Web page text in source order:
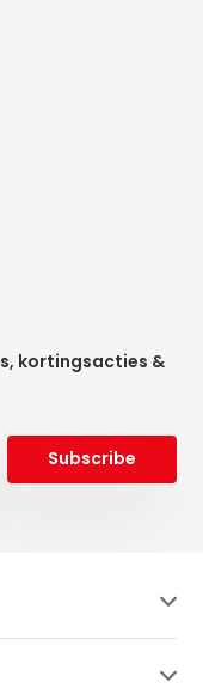
kortingsacties &
Subscribe